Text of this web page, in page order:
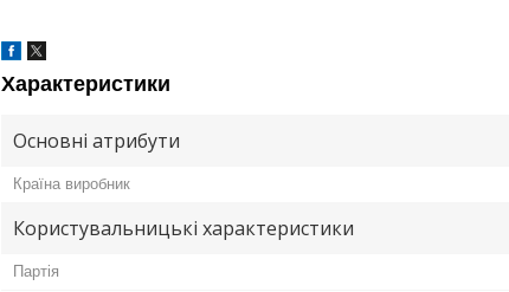
Характеристики
Основні атрибути
Країна виробник
Користувальницькі характеристики
Партія